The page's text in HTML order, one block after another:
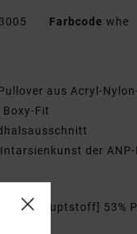
Farbcode whe
aus Acryl-
Boxy-Fit
Intarsienkunst der
[Hauptstoff] 53%